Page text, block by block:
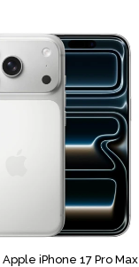
iPhone 17 Pro Max
COMPARAR